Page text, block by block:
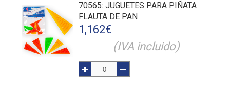
70565: JUGUETES PARA PIÑATA
FLAUTA DE PAN
1,162€
(IVA incluido)